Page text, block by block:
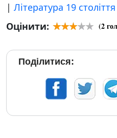
| Література 19 століття
Оцінити:
(2
Поділитися: